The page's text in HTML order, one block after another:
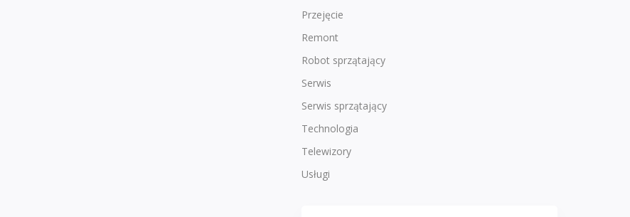
Przejęcie
Remont
Robot sprzątający
Serwis
Serwis sprzątający
Technologia
Telewizory
Usługi